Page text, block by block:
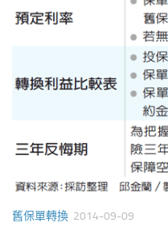
舊保單轉換 2014-09-09